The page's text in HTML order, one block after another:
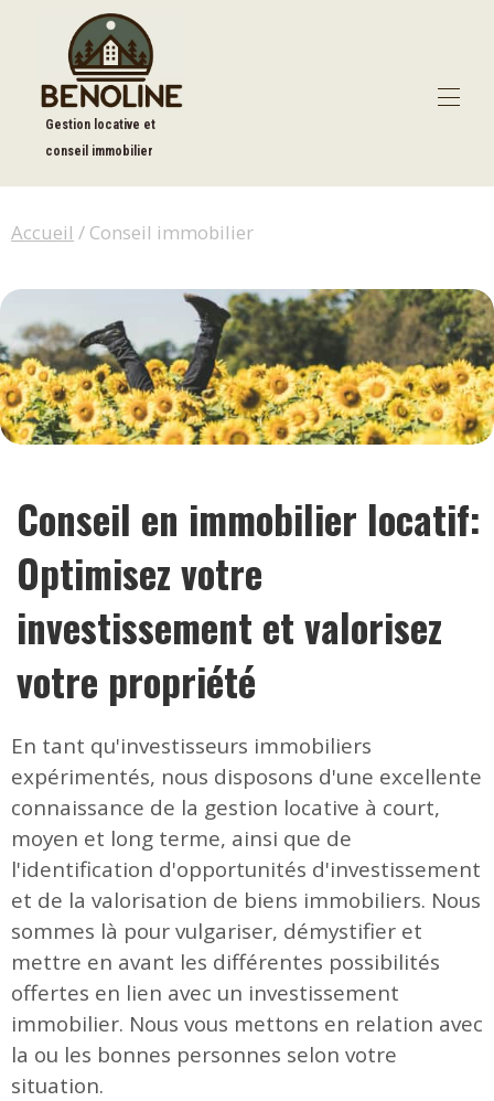
Gestion locative et
conseil immobilier
Accueil
Nos forfaits
Blog
Contact
Accueil / Conseil immobilier
Conseil en immobilier locatif:
Optimisez votre
investissement et valorisez
votre propriété
En tant qu'investisseurs immobiliers
expérimentés, nous disposons d'une excellente
connaissance de la gestion locative à court,
moyen et long terme, ainsi que de
l'identification d'opportunités d'investissement
et de la valorisation de biens immobiliers. Nous
sommes là pour vulgariser, démystifier et
mettre en avant les différentes possibilités
offertes en lien avec un investissement
immobilier. Nous vous mettons en relation avec
la ou les bonnes personnes selon votre
situation.